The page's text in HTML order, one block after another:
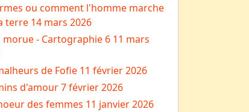
ou comment l'homme marche
terre 14 mars 2026
morue - Cartographie 6 11 mars
de Fofie 11 février 2026
d'amour7 février 2026
des femmes 11 janvier 2026